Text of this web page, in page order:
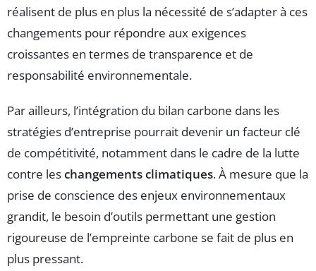
réalisent de plus en plus la nécessité de s’adapter à ces
changements pour répondre aux exigences
croissantes en termes de transparence et de
responsabilité environnementale.
Par ailleurs, l’intégration du bilan carbone dans les
stratégies d’entreprise pourrait devenir un facteur clé
de compétitivité, notamment dans le cadre de la lutte
contre leschangements climatiques. À mesure que la
prise de conscience des enjeux environnementaux
grandit, le besoin d’outils permettant une gestion
rigoureuse de l’empreinte carbone se fait de plus en
plus pressant.